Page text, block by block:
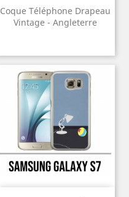
Coque Téléphone Drapeau
Vintage - Angleterre